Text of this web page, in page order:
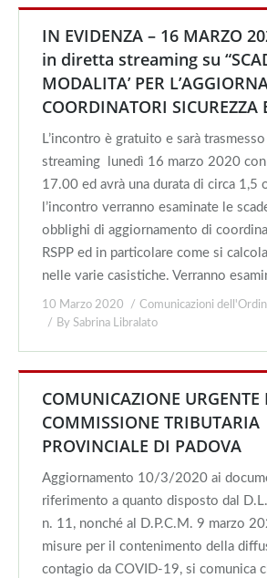
IN EVIDENZA – 16 MARZO
in diretta streaming su
MODALITA’ PER
COORDINATORI SICUREZZA
L’incontro è gratuito e sarà
streaming lunedì 16 marzo 2020
17.00 ed avrà una durata di circa 1,5
l’incontro verranno esaminate le
obblighi di aggiornamento di
RSPP ed in particolare come si
nelle varie casistiche. Verranno
10 Marzo 2020
Comunicazioni
By Sabrina Libralato
COMUNICAZIONE URGENTE
COMMISSIONE TRIBUTARIA
PROVINCIALE DI PADOVA
Aggiornamento 10/3/2020 ai
riferimento a quanto disposto dal
n. 11, nonché al D.P.C.M. 9 marzo
misure per il contenimento della
contagio da COVID-19, si comunica